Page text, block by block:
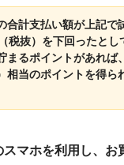
合計支払い額が上記で
税抜）を下回ったとし
まるポイントがあれば
相当のポイントを得ら
スマホを利用し、お